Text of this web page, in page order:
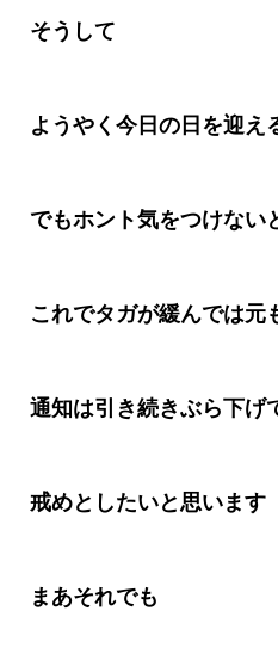
そうして
ようやく今日の日を迎え
でもホント気をつけない
これでタガが緩んでは元
通知は引き続きぶら下げ
戒めとしたいと思います
まあそれでも